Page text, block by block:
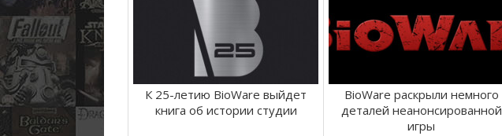
К 25-летию BioWare выйдет
книга об истории студии
BioWare раскрыли немного
деталей неанонсированной
игры